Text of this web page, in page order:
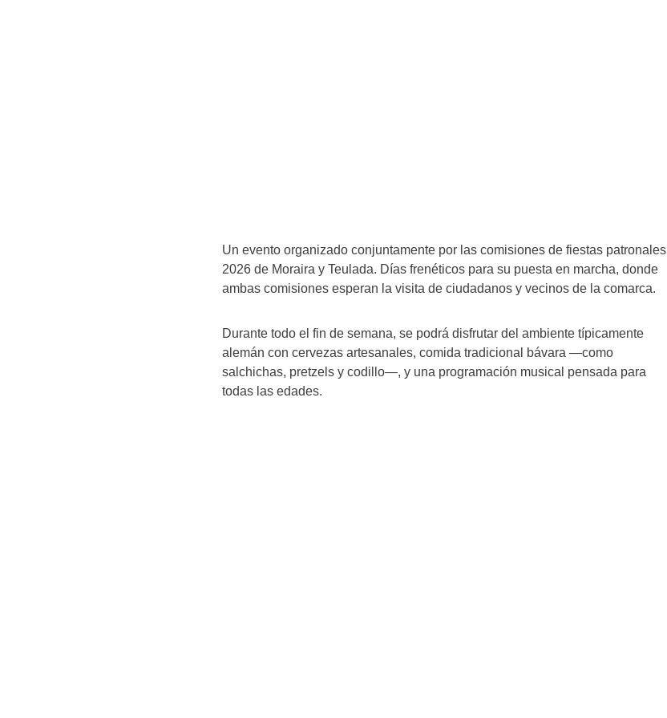
Un evento organizado conjuntamente por las comisiones de fiestas patronales
2026 de Moraira y Teulada. Días frenéticos para su puesta en marcha, donde
ambas comisiones esperan la visita de ciudadanos y vecinos de la comarca.
Durante todo el fin de semana, se podrá disfrutar del ambiente típicamente
alemán con cervezas artesanales, comida tradicional bávara —como
salchichas, pretzels y codillo—, y una programación musical pensada para
todas las edades.